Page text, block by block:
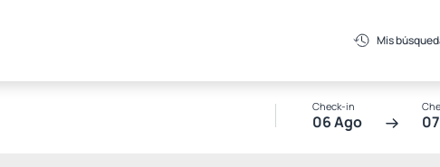
Mis
Check-in
06 Ago